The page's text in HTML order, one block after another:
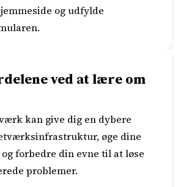
og udfylde
ved at lære om
kan give dig en dybere
øge dine
forbedre din evne til at løse
problemer.